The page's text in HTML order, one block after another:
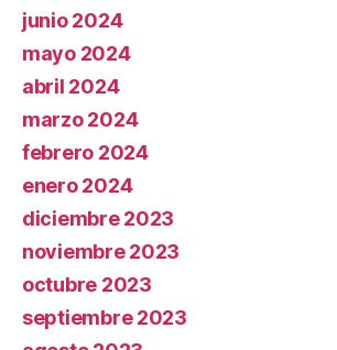
junio 2024
mayo 2024
abril 2024
marzo 2024
febrero 2024
enero 2024
diciembre 2023
noviembre 2023
octubre 2023
septiembre 2023